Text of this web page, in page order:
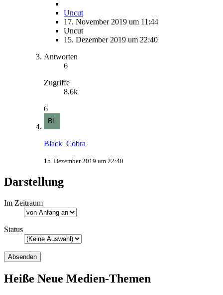
Uncut
17. November 2019 um 11:44
Uncut
15. Dezember 2019 um 22:40
Antworten
6
Zugriffe
8,6k
6
Black_Cobra
15. Dezember 2019 um 22:40
Darstellung
Im Zeitraum
Status
Heiße Neue Medien-Themen